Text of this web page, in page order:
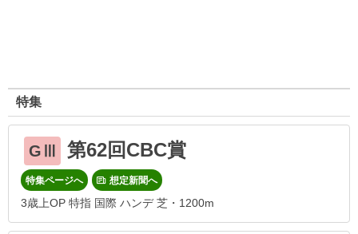
特集
GⅢ 第62回CBC賞
特集ページへ 想定新聞へ
3歳上OP 特指 国際 ハンデ 芝・1200m